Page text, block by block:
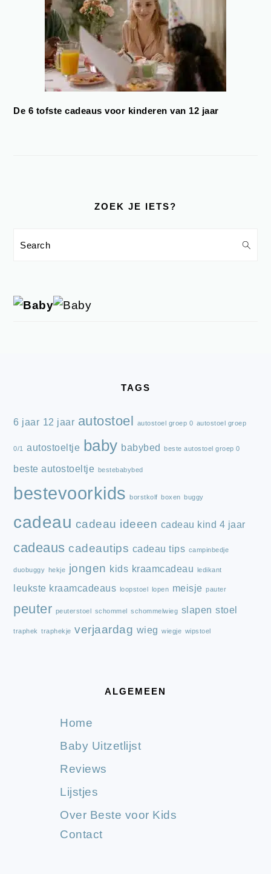
De 6 tofste cadeaus voor kinderen van 12 jaar
ZOEK JE IETS?
Search
TAGS
6 jaar 12 jaar autostoel autostoel groep 0 autostoel groep
0/1 autostoeltje baby babybed beste autostoel groep 0
beste autostoeltje bestebabybed
bestevoorkids borstkolf boxen buggy
cadeau cadeau ideeen cadeau kind 4 jaar
cadeaus cadeautips cadeau tips campinbedje
duobuggy hekje jongen kids kraamcadeau ledikant
leukste kraamcadeaus loopstoel lopen meisje pauter
peuter peuterstoel schommel schommelwieg slapen stoel
traphek traphekje verjaardag wieg wiegje wipstoel
ALGEMEEN
Home
Baby Uitzetlijst
Reviews
Lijstjes
Over Beste voor Kids
Contact